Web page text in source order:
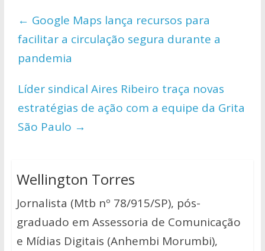
s
A
p
p
b
o
o
k
er y
Li
n
e
← Google Maps lança recursos para
facilitar a circulação segura durante a
pandemia
Líder sindical Aires Ribeiro traça novas
estratégias de ação com a equipe da Grita
São Paulo →
Wellington Torres
Jornalista (Mtb nº 78/915/SP), pós-
graduado em Assessoria de Comunicação
e Mídias Digitais (Anhembi Morumbi),